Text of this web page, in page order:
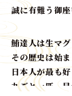
誠に有難う御座
鮪達人は生マ
その歴史は始
日本人が最も
丸ごと一匹、